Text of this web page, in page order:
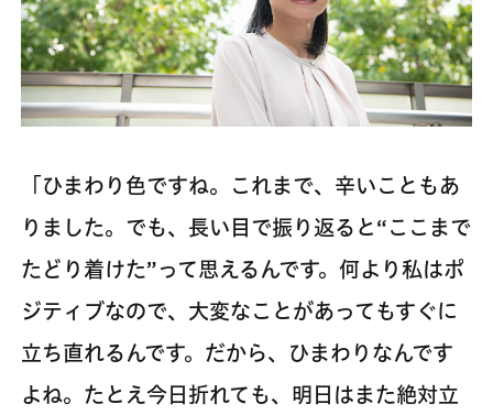
「ひまわり色ですね。これまで、辛いこともあ
りました。でも、長い目で振り返ると“ここまで
たどり着けた”って思えるんです。何より私はポ
ジティブなので、大変なことがあってもすぐに
立ち直れるんです。だから、ひまわりなんです
よね。たとえ今日折れても、明日はまた絶対立